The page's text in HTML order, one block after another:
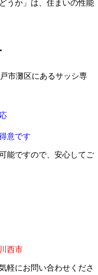
うか」は、住まいの性能
市灘区にあるサッシ専
意です
能ですので、安心してご
西市
軽にお問い合わせくださ